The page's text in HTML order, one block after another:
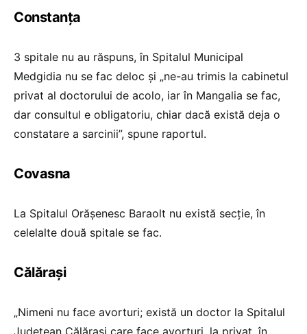
Constanța
3 spitale nu au răspuns, în Spitalul Municipal
Medgidia nu se fac deloc și „ne-au trimis la cabinetul
privat al doctorului de acolo, iar în Mangalia se fac,
dar consultul e obligatoriu, chiar dacă există deja o
constatare a sarcinii”, spune raportul.
Covasna
La Spitalul Orășenesc Baraolt nu există secție, în
celelalte două spitale se fac.
Călărași
„Nimeni nu face avorturi; există un doctor la Spitalul
Județean Călărași care face avorturi, la privat, în